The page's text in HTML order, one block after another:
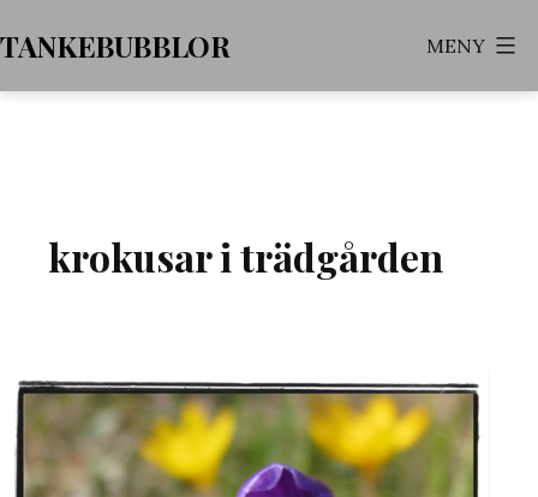
till
innehåll
TANKEBUBBLOR MENY
krokusar i trädgården